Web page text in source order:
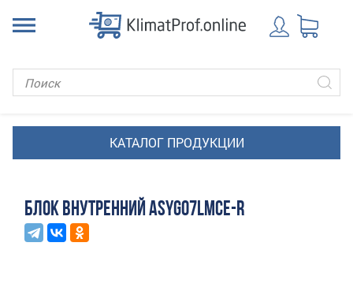
БЛОК ВНУТРЕННИЙ ASYG07LMCE-R